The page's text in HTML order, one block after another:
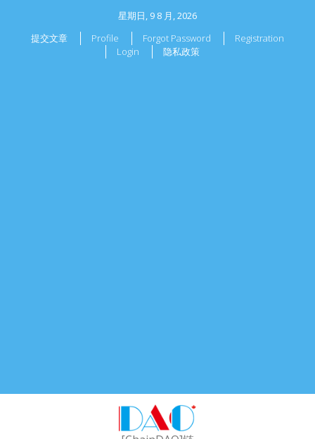
星期日, 9 8 月, 2026
提交文章
Profile Forgot Password
Registration
Login
隐私政策